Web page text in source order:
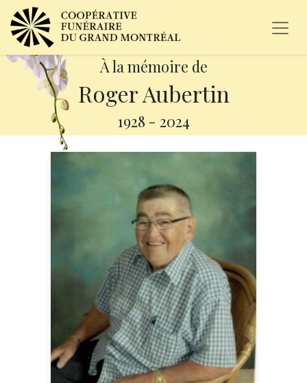
À la mémoire de
Roger Aubertin
1928 - 2024